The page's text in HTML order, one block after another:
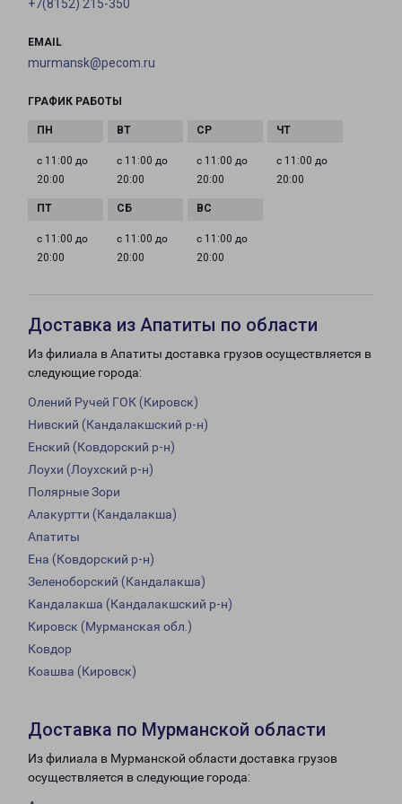
+7(8152) 215-350
EMAIL
murmansk@pecom.ru
ГРАФИК РАБОТЫ
с 11:00 до
20:00
с 11:00 до
20:00
с 11:00 до
20:00
с 11:00 до
20:00
с 11:00 до
20:00
с 11:00 до
20:00
с 11:00 до
20:00
Доставка из Апатиты по области
Из филиала в Апатиты доставка грузов осуществляется в
следующие города:
Олений Ручей ГОК (Кировск)
Нивский (Кандалакшский р-н)
Енский (Ковдорский р-н)
Лоухи (Лоухский р-н)
Полярные Зори
Алакуртти (Кандалакша)
Апатиты
Ена (Ковдорский р-н)
Зеленоборский (Кандалакша)
Кандалакша (Кандалакшский р-н)
Кировск (Мурманская обл.)
Ковдор
Коашва (Кировск)
Доставка по Мурманской области
Из филиала в Мурманской области доставка грузов
осуществляется в следующие города: